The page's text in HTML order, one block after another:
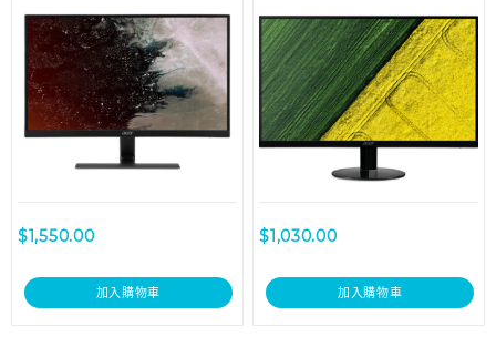
$1,550.00
加入購物車
$1,030.00
加入購物車